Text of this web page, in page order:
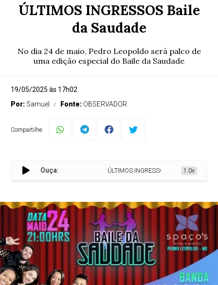
ÚLTIMOS INGRESSOS Baile
da Saudade
No dia 24 de maio, Pedro Leopoldo será palco de
uma edição especial do Baile da Saudade
19/05/2025 às 17h02
Por: Samuel Fonte: OBSERVADOR
Compartilhe:
Ouça: ÚLTIMOS INGRESSOS Baile da Saudade
1.0x